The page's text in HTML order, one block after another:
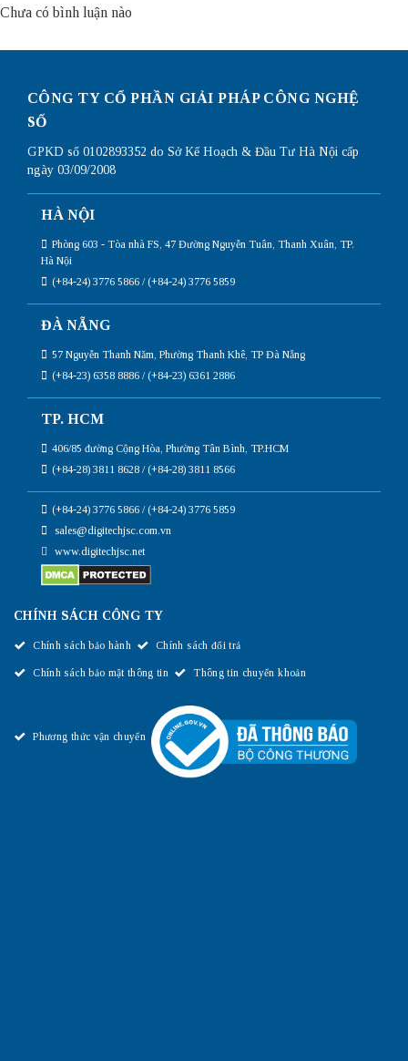
Chưa có bình luận nào
CÔNG TY CỔ PHẦN GIẢI PHÁP CÔNG NGHỆ
SỐ
GPKD số 0102893352 do Sở Kế Hoạch & Đầu Tư Hà Nội cấp
ngày 03/09/2008
HÀ NỘI
Phòng 603 - Tòa nhà FS, 47 Đường Nguyễn Tuân, Thanh Xuân, TP.
Hà Nội
(+84-24) 3776 5866 / (+84-24) 3776 5859
ĐÀ NẴNG
57 Nguyễn Thanh Năm, Phường Thanh Khê, TP Đà Nẵng
(+84-23) 6358 8886 / (+84-23) 6361 2886
TP. HCM
406/85 đường Cộng Hòa, Phường Tân Bình, TP.HCM
(+84-28) 3811 8628 / (+84-28) 3811 8566
(+84-24) 3776 5866 / (+84-24) 3776 5859
sales@digitechjsc.com.vn
www.digitechjsc.net
CHÍNH SÁCH CÔNG TY
Chính sách bảo hành Chính sách đổi trả
Chính sách bảo mật thông tin Thông tin chuyển khoản
Phương thức vận chuyển